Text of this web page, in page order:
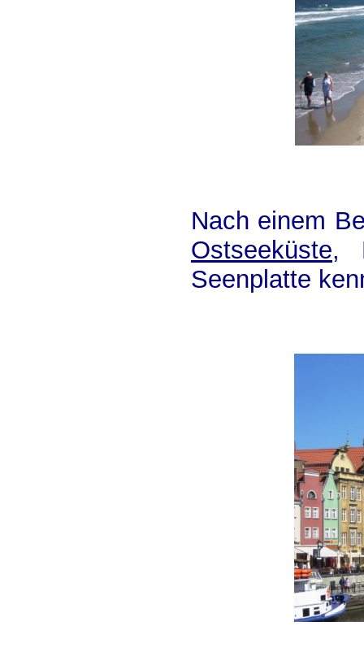
Nach einem
Ostseeküste,
Seenplatte